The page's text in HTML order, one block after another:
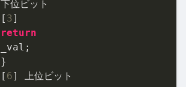
下位ビット
[ 3
return
_val;
}
[ 6] 上位ビット